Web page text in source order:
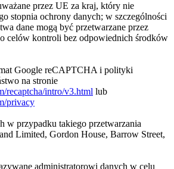
przez UE za kraj, który nie
stopnia ochrony danych; w szczególności
dane mogą być przetwarzane przez
celów kontroli bez odpowiednich środków
Google reCAPTCHA i polityki
na stronie
recaptcha/intro/v3.html lub
privacy
w przypadku takiego przetwarzania
Limited, Gordon House, Barrow Street,
administratorowi danych w celu